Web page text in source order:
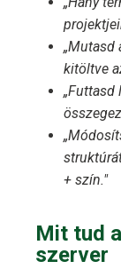
„Mutasd
kitöltve
„Futtasd
+ szín."
Mit tud
szerver